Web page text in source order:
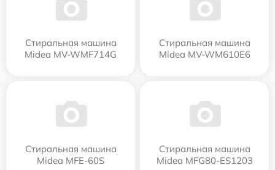
Стиральная машина
Midea MV-WMF714G
Стиральная машина
Midea MV-WM610E6
Стиральная машина
Midea MFE-60S
Стиральная машина
Midea MFG80-ES1203